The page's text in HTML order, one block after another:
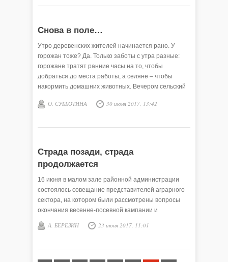
Снова в поле…
Утро деревенских жителей начинается рано. У
горожан тоже? Да. Только заботы с утра разные:
горожане тратят ранние часы на то, чтобы
добраться до места работы, а селяне – чтобы
накормить домашних животных. Вечером сельский
он -- механизатор, земледелец…
О. СУББОТИНА 30 июня 2017, 13:42
Страда позади, страда
продолжается
16 июня в малом зале районной администрации
состоялось совещание представителей аграрного
сектора, на котором были рассмотрены вопросы
окончания весенне-посевной кампании и
подготовки к заготовке кормов для общественного
животноводства.
А. БЕРЕЗИН 23 июня 2017, 11:01